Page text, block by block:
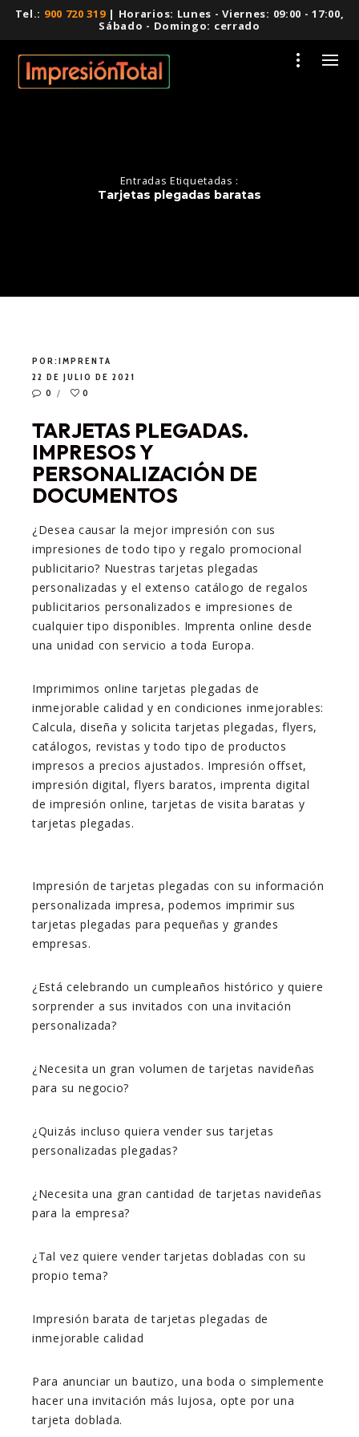
Tel.: 900 720 319| Horarios: Lunes - Viernes: 09:00 - 17:00,
Sábado - Domingo: cerrado
Entradas Etiquetadas :
Tarjetas plegadas baratas
POR:IMPRENTA
22 DE JULIO DE 2021
0
0
TARJETAS PLEGADAS.
IMPRESOS Y
PERSONALIZACIÓN DE
DOCUMENTOS
¿Desea causar la mejor impresión con sus
impresiones de todo tipo y regalo promocional
publicitario? Nuestras tarjetas plegadas
personalizadas y el extenso catálogo de regalos
publicitarios personalizados e impresiones de
cualquier tipo disponibles. Imprenta online desde
una unidad con servicio a toda Europa.
Imprimimos online tarjetas plegadas de
inmejorable calidad y en condiciones inmejorables:
Calcula, diseña y solicita tarjetas plegadas, flyers,
catálogos, revistas y todo tipo de productos
impresos a precios ajustados. Impresión offset,
impresión digital, flyers baratos, imprenta digital
de impresión online, tarjetas de visita baratas y
tarjetas plegadas.
Impresión de tarjetas plegadas con su información
personalizada impresa, podemos imprimir sus
tarjetas plegadas para pequeñas y grandes
empresas.
¿Está celebrando un cumpleaños histórico y quiere
sorprender a sus invitados con una invitación
personalizada?
¿Necesita un gran volumen de tarjetas navideñas
para su negocio?
¿Quizás incluso quiera vender sus tarjetas
personalizadas plegadas?
¿Necesita una gran cantidad de tarjetas navideñas
para la empresa?
¿Tal vez quiere vender tarjetas dobladas con su
propio tema?
Impresión barata de tarjetas plegadas de
inmejorable calidad
Para anunciar un bautizo, una boda o simplemente
hacer una invitación más lujosa, opte por una
tarjeta doblada.